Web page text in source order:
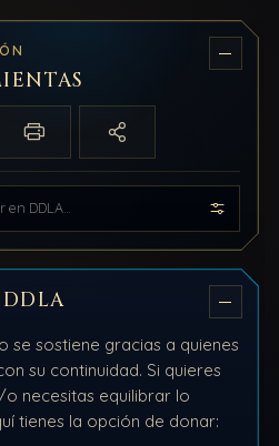
local
Imprimir / PDFCompartir
DDLA
DDLA
se sostiene gracias a quienes
su continuidad. Si quieres
necesitas equilibrar lo
tienes la opción de donar: